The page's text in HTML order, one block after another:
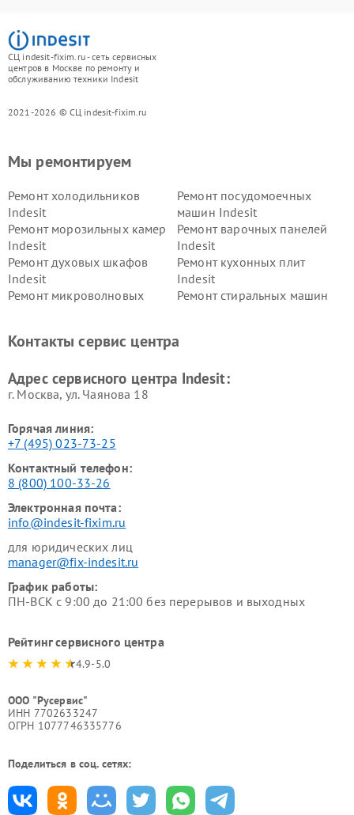
СЦ indesit-fixim.ru - сеть сервисных
центров в Москве по ремонту и
обслуживанию техники Indesit
2021-2026 © СЦ indesit-fixim.ru
Мы ремонтируем
Ремонт холодильников
Indesit
Ремонт посудомоечных
машин Indesit
Ремонт морозильных камер
Indesit
Ремонт варочных панелей
Indesit
Ремонт духовых шкафов
Indesit
Ремонт кухонных плит
Indesit
Ремонт микроволновых
Ремонт стиральных машин
Indesit
Indesit
Контакты сервис центра
Адрес сервисного центра Indesit:
г. Москва, ул. Чаянова 18
Горячая линия:
+7 (495) 023-73-25
Контактный телефон:
8 (800) 100-33-26
Электронная почта:
info@indesit-fixim.ru
для юридических лиц
manager@fix-indesit.ru
График работы:
ПН-ВСК с 9:00 до 21:00 без перерывов и выходных
Рейтинг сервисного центра
4.9-5.0
ООО "Русервис"
ИНН 7702633247
ОГРН 1077746335776
Поделиться в соц. сетях: